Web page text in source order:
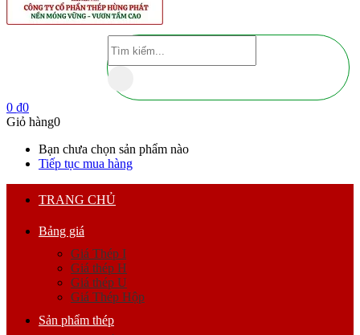
0 ₫0
Giỏ hàng0
Bạn chưa chọn sản phẩm nào
Tiếp tục mua hàng
TRANG CHỦ
Bảng giá
Giá Thép I
Giá thép H
Giá thép U
Giá Thép Hộp
Sản phẩm thép